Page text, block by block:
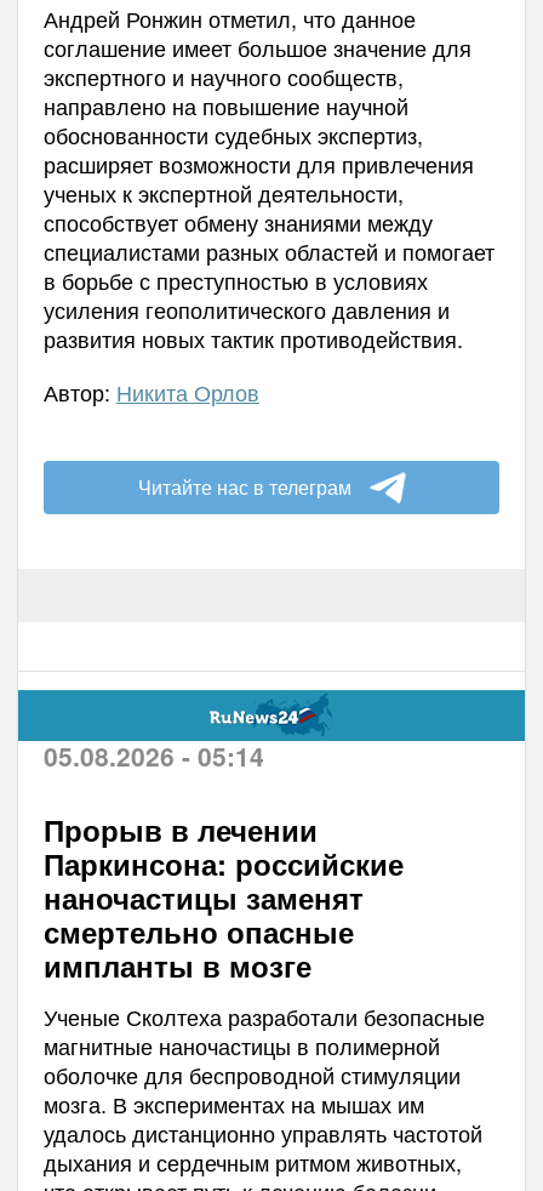
Андрей Ронжин отметил, что данное
соглашение имеет большое значение для
экспертного и научного сообществ,
направлено на повышение научной
обоснованности судебных экспертиз,
расширяет возможности для привлечения
ученых к экспертной деятельности,
способствует обмену знаниями между
специалистами разных областей и помогает
в борьбе с преступностью в условиях
усиления геополитического давления и
развития новых тактик противодействия.
Автор: Никита Орлов
Читайте нас в телеграм
05.08.2026 - 05:14
Прорыв в лечении
Паркинсона: российские
наночастицы заменят
смертельно опасные
импланты в мозге
Ученые Сколтеха разработали безопасные
магнитные наночастицы в полимерной
оболочке для беспроводной стимуляции
мозга. В экспериментах на мышах им
удалось дистанционно управлять частотой
дыхания и сердечным ритмом животных,